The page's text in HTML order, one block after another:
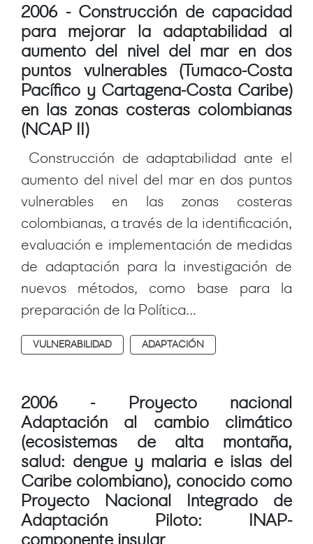
2006 - Construcción de capacidad
para mejorar la adaptabilidad al
aumento del nivel del mar en dos
puntos vulnerables (Tumaco-Costa
Pacífico y Cartagena-Costa Caribe)
en las zonas costeras colombianas
(NCAP II)
Construcción de adaptabilidad ante el
aumento del nivel del mar en dos puntos
vulnerables en las zonas costeras
colombianas, a través de la identificación,
evaluación e implementación de medidas
de adaptación para la investigación de
nuevos métodos, como base para la
preparación de la Política...
VULNERABILIDAD ADAPTACIÓN
2006 - Proyecto nacional
Adaptación al cambio climático
(ecosistemas de alta montaña,
salud: dengue y malaria e islas del
Caribe colombiano), conocido como
Proyecto Nacional Integrado de
Adaptación Piloto: INAP-
componente insular